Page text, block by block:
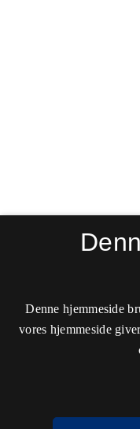
Denne hjemmeside
vores hjemmeside